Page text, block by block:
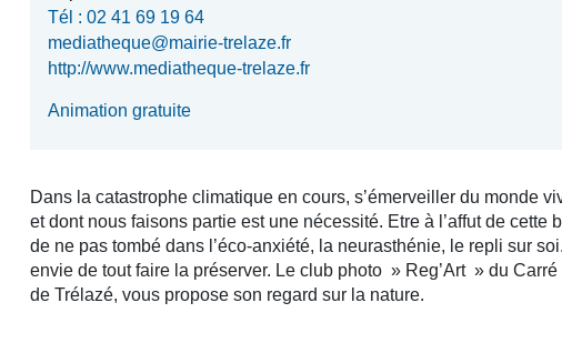
Tél : 02 41 69 19 64
mediatheque@mairie-trelaze.fr
http://www.mediatheque-trelaze.fr
Animation gratuite
Dans la catastrophe climatique en cours, s’émerveiller du monde
et dont nous faisons partie est une nécessité. Etre à l’affut de cette
de ne pas tombé dans l’éco-anxiété, la neurasthénie, le repli sur
envie de tout faire la préserver. Le club photo » Reg’Art » du
de Trélazé, vous propose son regard sur la nature.